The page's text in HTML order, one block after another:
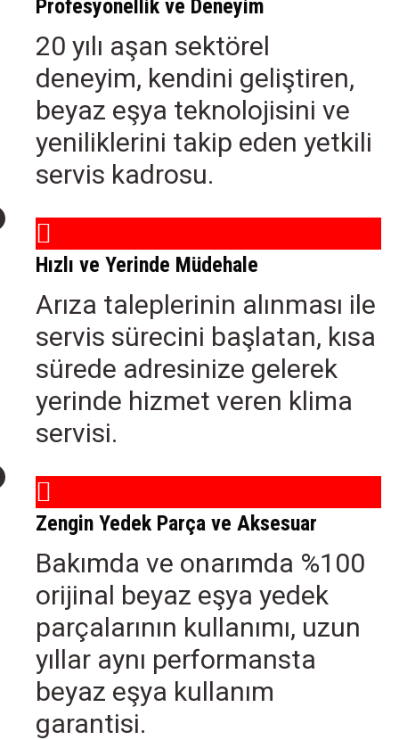
Profesyonellik ve Deneyim
20 yılı aşan sektörel
deneyim, kendini geliştiren,
beyaz eşya teknolojisini ve
yeniliklerini takip eden yetkili
servis kadrosu.
Hızlı ve Yerinde Müdehale
Arıza taleplerinin alınması ile
servis sürecini başlatan, kısa
sürede adresinize gelerek
yerinde hizmet veren klima
servisi.
Zengin Yedek Parça ve Aksesuar
Bakımda ve onarımda %100
orijinal beyaz eşya yedek
parçalarının kullanımı, uzun
yıllar aynı performansta
beyaz eşya kullanım
garantisi.